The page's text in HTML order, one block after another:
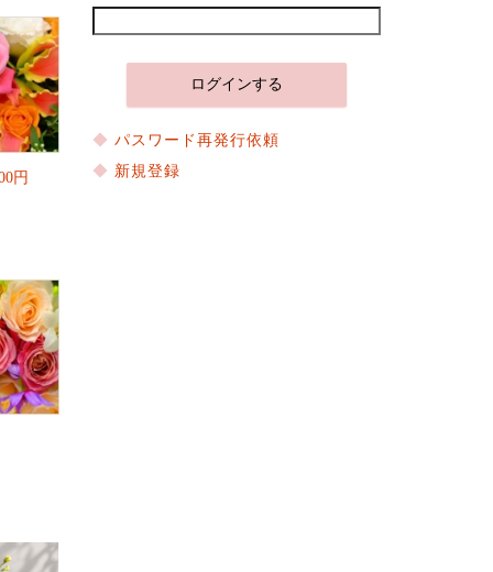
円
パスワード再発行依頼
新規登録